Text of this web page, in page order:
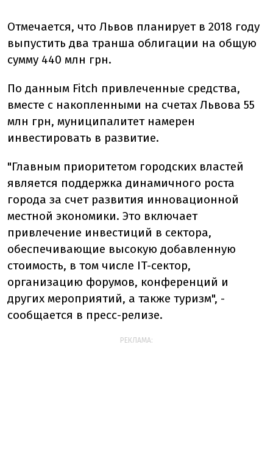
Отмечается, что Львов планирует в 2018 году
выпустить два транша облигации на общую
сумму 440 млн грн.
По данным Fitch привлеченные средства,
вместе с накопленными на счетах Львова 55
млн грн, муниципалитет намерен
инвестировать в развитие.
"Главным приоритетом городских властей
является поддержка динамичного роста
города за счет развития инновационной
местной экономики. Это включает
привлечение инвестиций в сектора,
обеспечивающие высокую добавленную
стоимость, в том числе IT-сектор,
организацию форумов, конференций и
других мероприятий, а также туризм", -
сообщается в пресс-релизе.
РЕКЛАМА: